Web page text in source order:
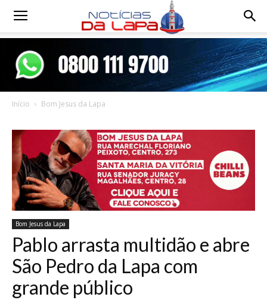
Notícias
Início Bom Jesus da Lapa
Bom Jesus da Lapa
Pablo arrasta multidão e abre
São Pedro da Lapa com
grande público